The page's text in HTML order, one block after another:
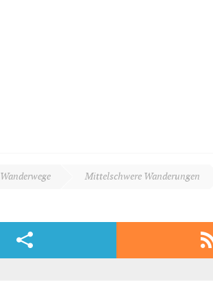
Wanderwege Mittelschwere Wanderungen